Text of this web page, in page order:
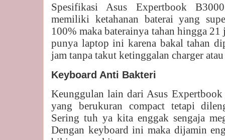
Spesifikasi Asus Expertbook
memiliki ketahanan baterai yang
100% maka baterainya tahan hingga
punya laptop ini karena bakal tahan
jam tanpa takut ketinggalan charger
Keyboard Anti Bakteri
Keunggulan lain dari Asus
yang berukuran compact tetapi
Sering tuh ya kita enggak sengaja
Dengan keyboard ini maka dijamin